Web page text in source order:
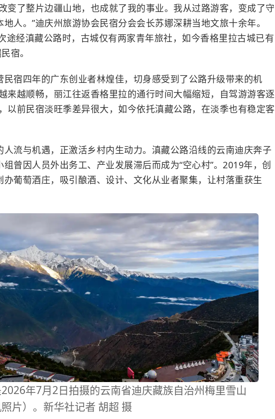
了整片边疆山地，也成就了我的事业。我从过路游客，变成了守
人。”迪庆州旅游协会民宿分会会长苏娜深耕当地文旅十余年。
途经滇藏公路时，古城仅有两家青年旅社，如今香格里拉古城已有
宿。
四年的广东创业者林煌佳，切身感受到了公路升级带来的机
来越顺畅，丽江往返香格里拉的通行时间大幅缩短，自驾游游客逐
以前民宿淡旺季差异很大，如今依托滇藏公路，在淡季也有稳定客
与机遇，正激活乡村内生动力。滇藏公路沿线的云南迪庆奔子
曾因人员外出务工、产业发展滞后而成为“空心村”。2019年，创
办葡萄酒庄，吸引酿酒、设计、文化从业者聚集，让村落重获生
年7月2日拍摄的云南省迪庆藏族自治州梅里雪山
照片）。新华社记者 胡超 摄